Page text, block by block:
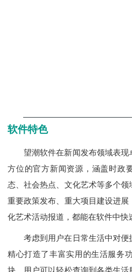
软件特色
望潮软件在新闻发布领域表
方位的官方新闻资源，涵盖时政
态、社会热点、文化艺术等多个
重要政策发布、重大项目建设进
化艺术活动报道，都能在软件中快
考虑到用户在日常生活中对
精心打造了丰富实用的生活服务
块，用户可以轻松查询到各类生